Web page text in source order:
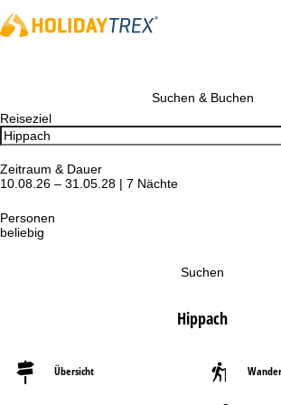
Suchen & Buchen
Reiseziel
Zeitraum & Dauer
10.08.26 – 31.05.28 | 7 Nächte
Personen
beliebig
Suchen
Hippach
Übersicht